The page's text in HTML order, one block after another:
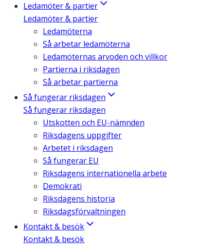
Ledamöter & partier
Ledamöter & partier
Ledamöterna
Så arbetar ledamöterna
Ledamöternas arvoden och villkor
Partierna i riksdagen
Så arbetar partierna
Så fungerar riksdagen
Så fungerar riksdagen
Utskotten och EU-nämnden
Riksdagens uppgifter
Arbetet i riksdagen
Så fungerar EU
Riksdagens internationella arbete
Demokrati
Riksdagens historia
Riksdagsförvaltningen
Kontakt & besök
Kontakt & besök